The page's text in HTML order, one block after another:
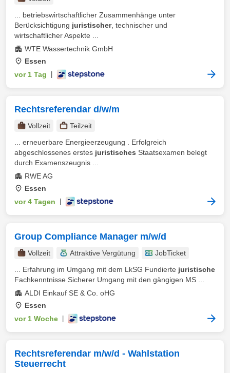
... betriebswirtschaftlicher Zusammenhänge unter
Berücksichtigung juristischer, technischer und
wirtschaftlicher Aspekte ...
WTE Wassertechnik GmbH
Essen
vor 1 Tag
Rechtsreferendar d/w/m
Vollzeit
Teilzeit
... erneuerbare Energieerzeugung . Erfolgreich
abgeschlossenes erstes juristisches Staatsexamen belegt
durch Examenszeugnis ...
RWE AG
Essen
vor 4 Tagen
Group Compliance Manager m/w/d
Vollzeit Attraktive Vergütung
JobTicket
... Erfahrung im Umgang mit dem LkSG Fundierte juristische
Fachkenntnisse Sicherer Umgang mit den gängigen MS ...
ALDI Einkauf SE & Co. oHG
Essen
vor 1 Woche
Rechtsreferendar m/w/d - Wahlstation
Steuerrecht